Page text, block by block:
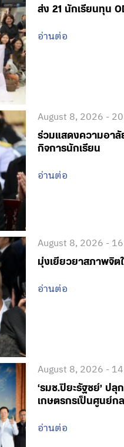
ส่ง 21 นักเรียนทุน
อ่านต่อ
August 8, 2026 -
ร่วมแสดงความอาลั
กิจการนักเรียน
อ่านต่อ
August 8, 2026 -
มุ่งเยียวยาสภาพจิ
อ่านต่อ
August 8, 2026 -
‘รมช.ปิยะรัฐชย์’ ป
เกษตรกรเป็นศูนย์
อ่านต่อ